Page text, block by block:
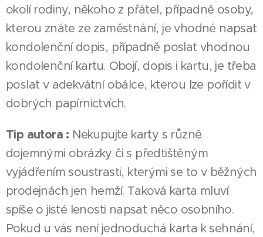
okolí rodiny, někoho z přátel, případně osoby,
kterou znáte ze zaměstnání, je vhodné napsat
kondolenční dopis, případně poslat vhodnou
kondolenční kartu. Obojí, dopis i kartu, je třeba
poslat v adekvátní obálce, kterou lze pořídit v
dobrých papírnictvích.
Tip autora : Nekupujte karty s různě
dojemnými obrázky či s předtištěným
vyjádřením soustrasti, kterými se to v běžných
prodejnách jen hemží. Taková karta mluví
spíše o jisté lenosti napsat něco osobního.
Pokud u vás není jednoduchá karta k sehnání,